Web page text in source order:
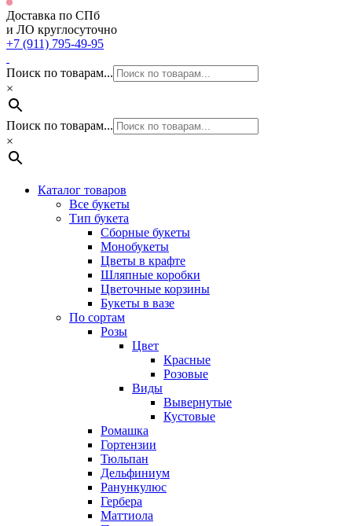
Доставка по СПб
и ЛО круглосуточно
+7 (911) 795-49-95
Поиск по товарам...
×
Поиск по товарам...
×
Каталог товаров
Все букеты
Тип букета
Сборные букеты
Монобукеты
Цветы в крафте
Шляпные коробки
Цветочные корзины
Букеты в вазе
По сортам
Розы
Цвет
Красные
Розовые
Виды
Вывернутые
Кустовые
Ромашка
Гортензии
Тюльпан
Дельфиниум
Ранункулюс
Гербера
Маттиола